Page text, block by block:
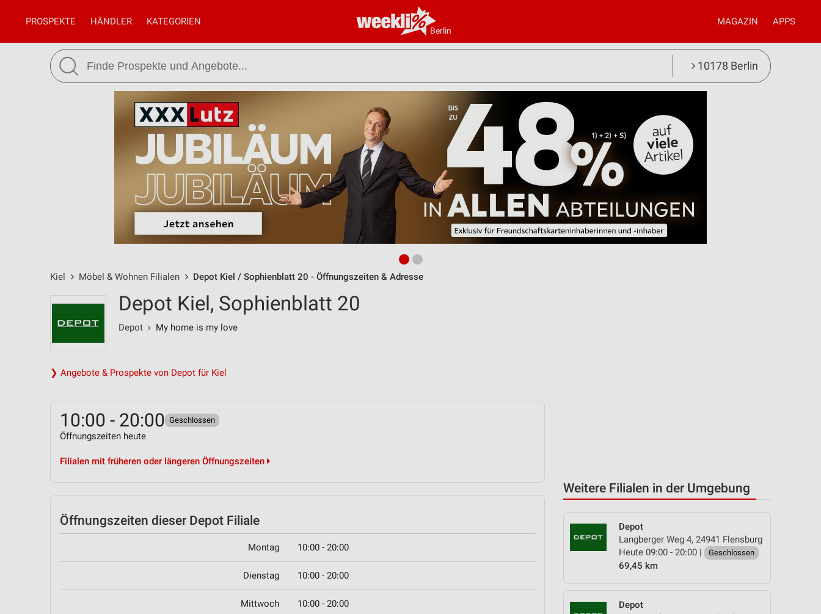
Berlin
PROSPEKTE HÄNDLER KATEGORIEN MAGAZIN APPS
10178 Berlin
Kiel Möbel & Wohnen Filialen Depot Kiel / Sophienblatt 20 - Öffnungszeiten & Adresse
Weitere Filialen in der Umgebung
Depot
Langberger Weg 4, 24941 Flensburg
Heute 09:00 - 20:00 |
Geschlossen
69,45 km
Depot
Depot Kiel, Sophienblatt 20
Depot › My home is my love
❯ Angebote & Prospekte von Depot für Kiel
10:00 - 20:00 Geschlossen
Öffnungszeiten heute
Filialen mit früheren oder längeren Öffnungszeiten
Öffnungszeiten dieser Depot Filiale
Montag 10:00 - 20:00
Dienstag 10:00 - 20:00
Mittwoch 10:00 - 20:00